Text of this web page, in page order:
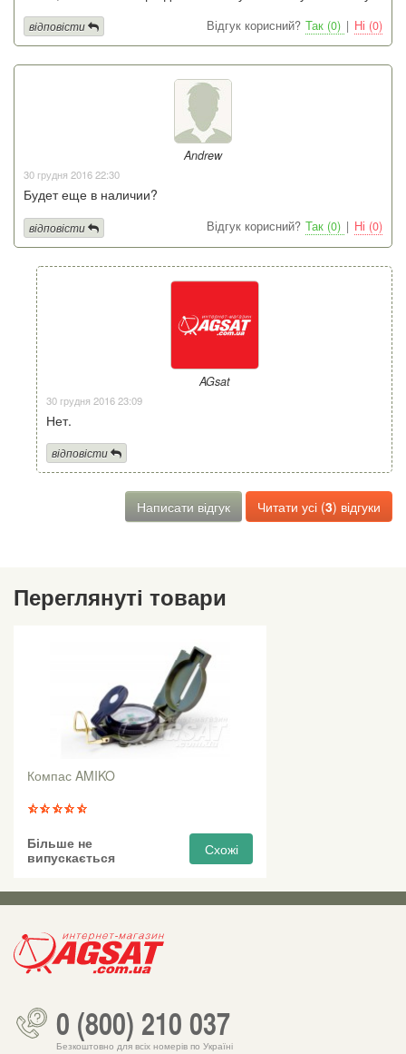
Відгук корисний? Так (0) | Ні (0)
відповісти
Andrew
30 грудня 2016 22:30
Будет еще в наличии?
Відгук корисний? Так (0) | Ні (0)
відповісти
AGsat
30 грудня 2016 23:09
Нет.
відповісти
Написати відгук Читати усі (3) відгуки
Переглянуті товари
Компас AMIKO
Більше не
випускається
Схожі
0 (800) 210 037
Безкоштовно для всіх номерів по Україні